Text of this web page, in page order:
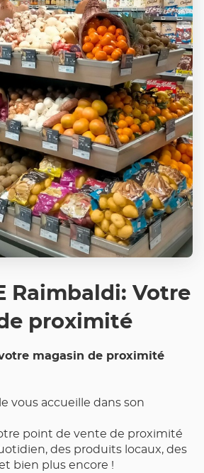
Raimbaldi: Votre
proximité
magasin de proximité
vous accueille dans son
point de vente de proximité
des produits locaux, des
bien plus encore !